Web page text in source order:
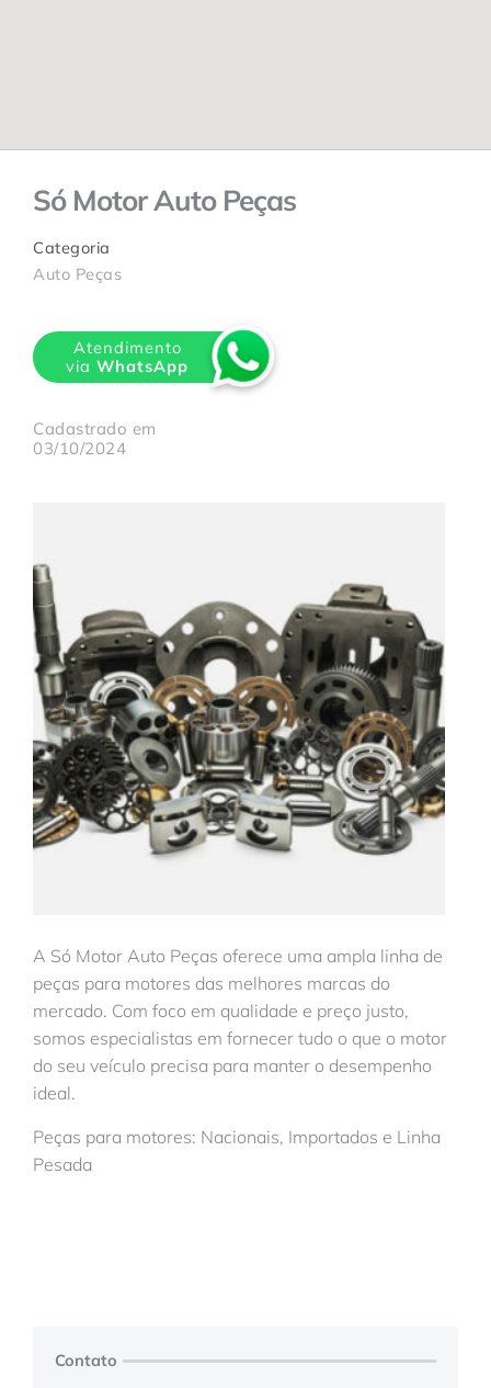
Só Motor Auto Peças
Categoria
Auto Peças
Atendimento
via WhatsApp
Cadastrado em
03/10/2024
A Só Motor Auto Peças oferece uma ampla linha de
peças para motores das melhores marcas do
mercado. Com foco em qualidade e preço justo,
somos especialistas em fornecer tudo o que o motor
do seu veículo precisa para manter o desempenho
ideal.
Peças para motores: Nacionais, Importados e Linha
Pesada
Contato